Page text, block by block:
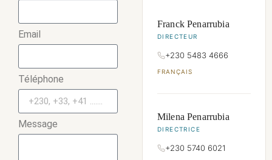
Email
Téléphone
Message
Franck Penarrubia
DIRECTEUR
+230 5483 4666
FRANÇAIS
Milena Penarrubia
DIRECTRICE
+230 5740 6021